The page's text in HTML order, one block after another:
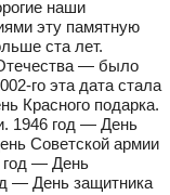
наши
эту памятную
ста лет.
— было
го эта дата стала
Красного подарка.
1946 год — День
Советской армии
год — День
— День защитника